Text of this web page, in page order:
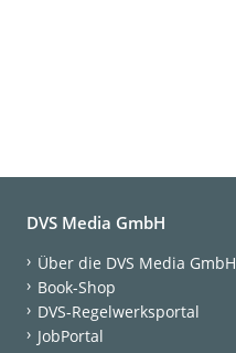
DVS Media GmbH
Über die DVS Media GmbH
Book-Shop
DVS-Regelwerksportal
JobPortal